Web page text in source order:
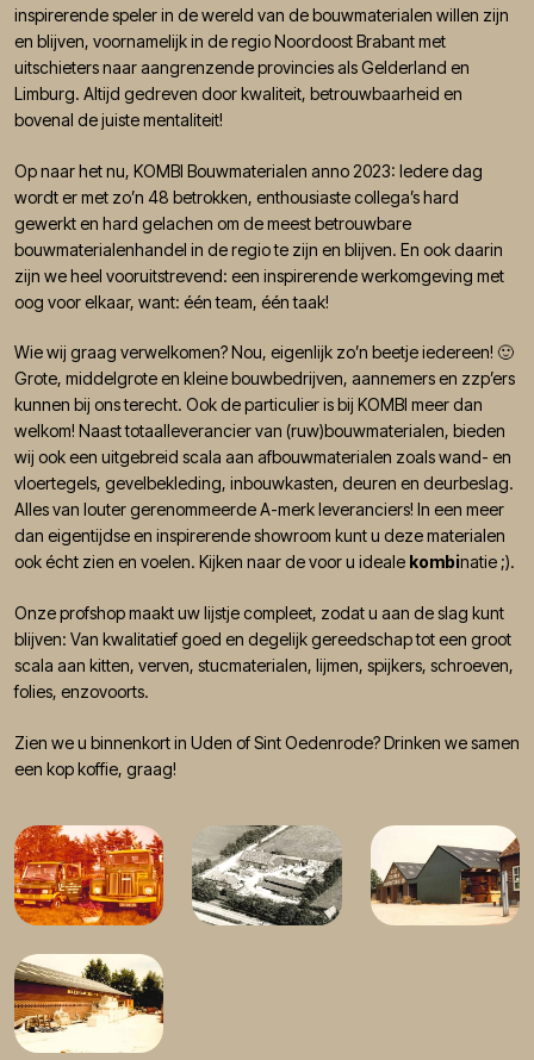
inspirerende speler in de wereld van de bouwmaterialen willen zijn
en blijven, voornamelijk in de regio Noordoost Brabant met
uitschieters naar aangrenzende provincies als Gelderland en
Limburg. Altijd gedreven door kwaliteit, betrouwbaarheid en
bovenal de juiste mentaliteit!
Op naar het nu, KOMBI Bouwmaterialen anno 2023: Iedere dag
wordt er met zo’n 48 betrokken, enthousiaste collega’s hard
gewerkt en hard gelachen om de meest betrouwbare
bouwmaterialenhandel in de regio te zijn en blijven. En ook daarin
zijn we heel vooruitstrevend: een inspirerende werkomgeving met
oog voor elkaar, want: één team, één taak!
Wie wij graag verwelkomen? Nou, eigenlijk zo’n beetje iedereen! 🙂
Grote, middelgrote en kleine bouwbedrijven, aannemers en zzp’ers
kunnen bij ons terecht. Ook de particulier is bij KOMBI meer dan
welkom! Naast totaalleverancier van (ruw)bouwmaterialen, bieden
wij ook een uitgebreid scala aan afbouwmaterialen zoals wand- en
vloertegels, gevelbekleding, inbouwkasten, deuren en deurbeslag.
Alles van louter gerenommeerde A-merk leveranciers! In een meer
dan eigentijdse en inspirerende showroom kunt u deze materialen
ook écht zien en voelen. Kijken naar de voor u ideale kombinatie ;).
Onze profshop maakt uw lijstje compleet, zodat u aan de slag kunt
blijven: Van kwalitatief goed en degelijk gereedschap tot een groot
scala aan kitten, verven, stucmaterialen, lijmen, spijkers, schroeven,
folies, enzovoorts.
Zien we u binnenkort in Uden of Sint Oedenrode? Drinken we samen
een kop koffie, graag!